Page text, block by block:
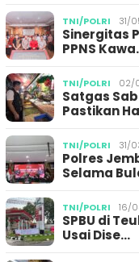
TNI/POLRI 31/
Sinergitas
PPNS
TNI/POLRI 02/
Satgas
Pastikan
TNI/POLRI 31/
Polres
Selama
TNI/POLRI 16/
SPBU di
Usai Dise…